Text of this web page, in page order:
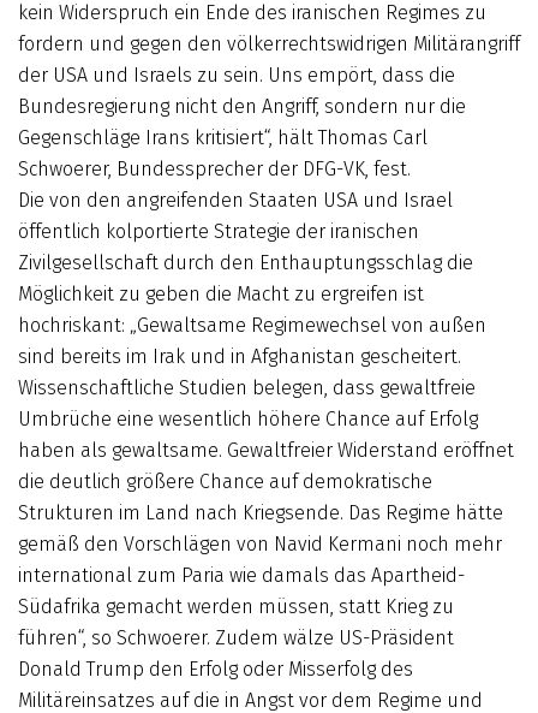
kein Widerspruch ein Ende des iranischen Regimes zu
fordern und gegen den völkerrechtswidrigen Militärangriff
der USA und Israels zu sein. Uns empört, dass die
Bundesregierung nicht den Angriff, sondern nur die
Gegenschläge Irans kritisiert“, hält Thomas Carl
Schwoerer, Bundessprecher der DFG-VK, fest.
Die von den angreifenden Staaten USA und Israel
öffentlich kolportierte Strategie der iranischen
Zivilgesellschaft durch den Enthauptungsschlag die
Möglichkeit zu geben die Macht zu ergreifen ist
hochriskant: „Gewaltsame Regimewechsel von außen
sind bereits im Irak und in Afghanistan gescheitert.
Wissenschaftliche Studien belegen, dass gewaltfreie
Umbrüche eine wesentlich höhere Chance auf Erfolg
haben als gewaltsame. Gewaltfreier Widerstand eröffnet
die deutlich größere Chance auf demokratische
Strukturen im Land nach Kriegsende. Das Regime hätte
gemäß den Vorschlägen von Navid Kermani noch mehr
international zum Paria wie damals das Apartheid-
Südafrika gemacht werden müssen, statt Krieg zu
führen“, so Schwoerer. Zudem wälze US-Präsident
Donald Trump den Erfolg oder Misserfolg des
Militäreinsatzes auf die in Angst vor dem Regime und